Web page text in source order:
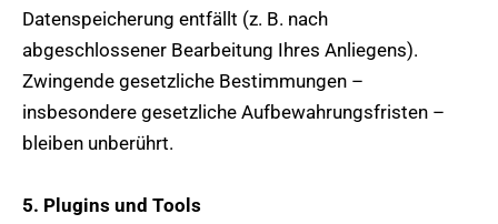
Datenspeicherung entfällt (z. B. nach
abgeschlossener Bearbeitung Ihres Anliegens).
Zwingende gesetzliche Bestimmungen –
insbesondere gesetzliche Aufbewahrungsfristen –
bleiben unberührt.
5. Plugins und Tools